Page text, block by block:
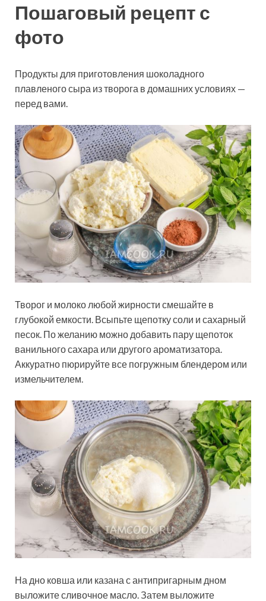
Пошаговый рецепт с
фото
Продукты для приготовления шоколадного
плавленого сыра из творога в домашних условиях —
перед вами.
Творог и молоко любой жирности смешайте в
глубокой емкости. Всыпьте щепотку соли и сахарный
песок. По желанию можно добавить пару щепоток
ванильного сахара или другого ароматизатора.
Аккуратно пюрируйте все погружным блендером или
измельчителем.
На дно ковша или казана с антипригарным дном
выложите сливочное масло. Затем выложите